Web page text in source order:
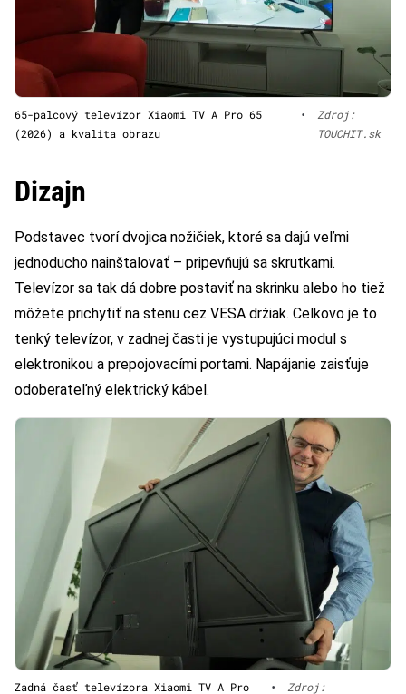
65-palcový televízor Xiaomi TV A Pro 65
(2026) a kvalita obrazu
•
Zdroj:
TOUCHIT.sk
Dizajn
Podstavec tvorí dvojica nožičiek, ktoré sa dajú veľmi
jednoducho nainštalovať – pripevňujú sa skrutkami.
Televízor sa tak dá dobre postaviť na skrinku alebo ho tiež
môžete prichytiť na stenu cez VESA držiak. Celkovo je to
tenký televízor, v zadnej časti je vystupujúci modul s
elektronikou a prepojovacími portami. Napájanie zaisťuje
odoberateľný elektrický kábel.
Zadná časť televízora Xiaomi TV A Pro • Zdroj: